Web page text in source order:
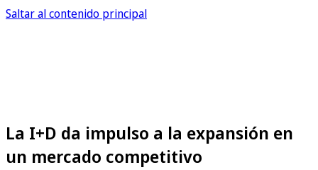
Saltar al contenido principal
La I+D da impulso a la expansión en
un mercado competitivo